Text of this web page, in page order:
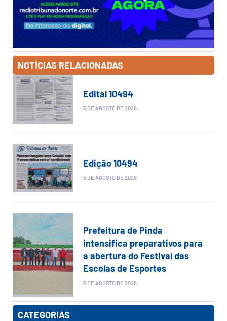
NOTÍCIAS RELACIONADAS
Edital 10494
5 DE AGOSTO DE 2026
Edição 10494
5 DE AGOSTO DE 2026
Prefeitura de Pinda
intensifica preparativos para
a abertura do Festival das
Escolas de Esportes
5 DE AGOSTO DE 2026
CATEGORIAS